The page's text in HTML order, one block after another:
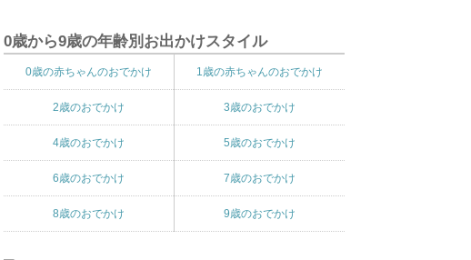
0歳から9歳の年齢別お出かけスタイル
0歳の赤ちゃんのおでかけ 1歳の赤ちゃんのおでかけ
2歳のおでかけ 3歳のおでかけ
4歳のおでかけ 5歳のおでかけ
6歳のおでかけ 7歳のおでかけ
8歳のおでかけ 9歳のおでかけ